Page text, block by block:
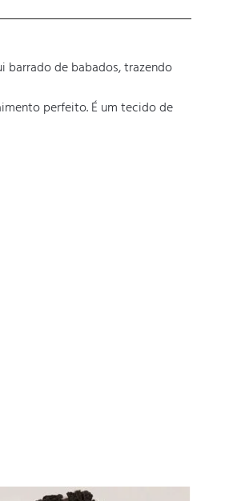
barrado de babados, trazendo
perfeito. É um tecido de